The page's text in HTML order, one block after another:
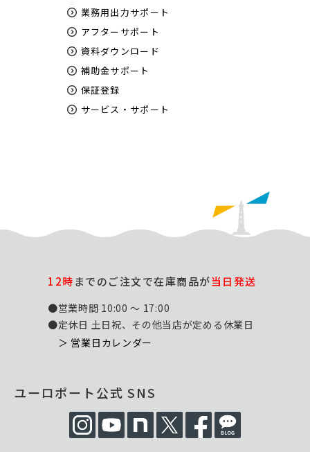
業務用出力サポート
アフターサポート
資料ダウンロード
補助金サポート
保証登録
サービス・サポート
12時までのご注文で在庫商品が当日発送
●営業時間 10:00 ～ 17:00
●定休日 土日祝、その他当店が定める休業日
＞ 営業日カレンダー
ユーロポート公式 SNS